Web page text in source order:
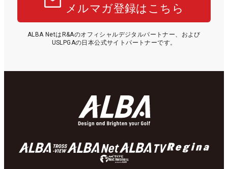
メルマガ登録はこちら
ALBA NetはR&Aのオフィシャルデジタルパートナー、および
USLPGAの日本公式サイトパートナーです。